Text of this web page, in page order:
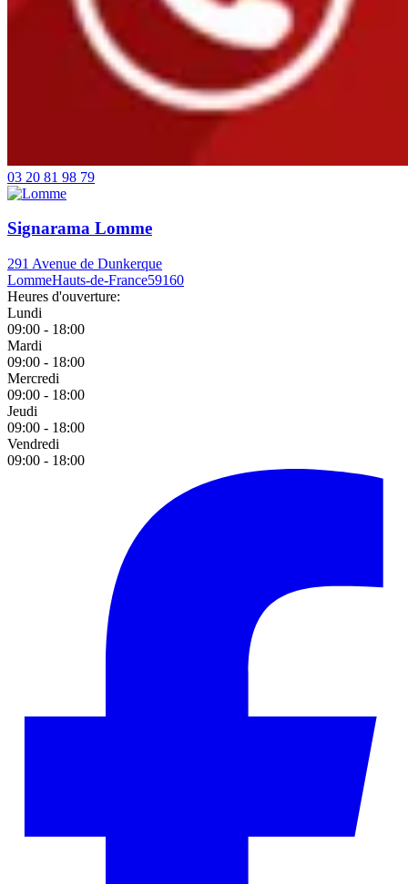
03 20 81 98 79
Signarama Lomme
291 Avenue de Dunkerque
LommeHauts-de-France59160
Heures d'ouverture:
Lundi
09:00 - 18:00
Mardi
09:00 - 18:00
Mercredi
09:00 - 18:00
Jeudi
09:00 - 18:00
Vendredi
09:00 - 18:00